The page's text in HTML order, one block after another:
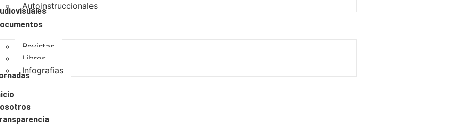
Autoinstruccionales
Revistas
Libros
Infografias